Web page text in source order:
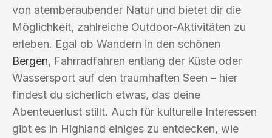
von atemberaubender Natur und bietet dir die
Möglichkeit, zahlreiche Outdoor-Aktivitäten zu
erleben. Egal ob Wandern in den schönen
Bergen, Fahrradfahren entlang der Küste oder
Wassersport auf den traumhaften Seen – hier
findest du sicherlich etwas, das deine
Abenteuerlust stillt. Auch für kulturelle Interessen
gibt es in Highland einiges zu entdecken, wie